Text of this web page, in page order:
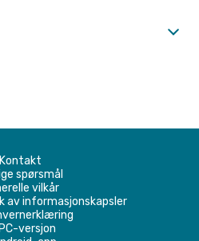
Kontakt
spørsmål
vilkår
av informasjonskapsler
PC-versjon